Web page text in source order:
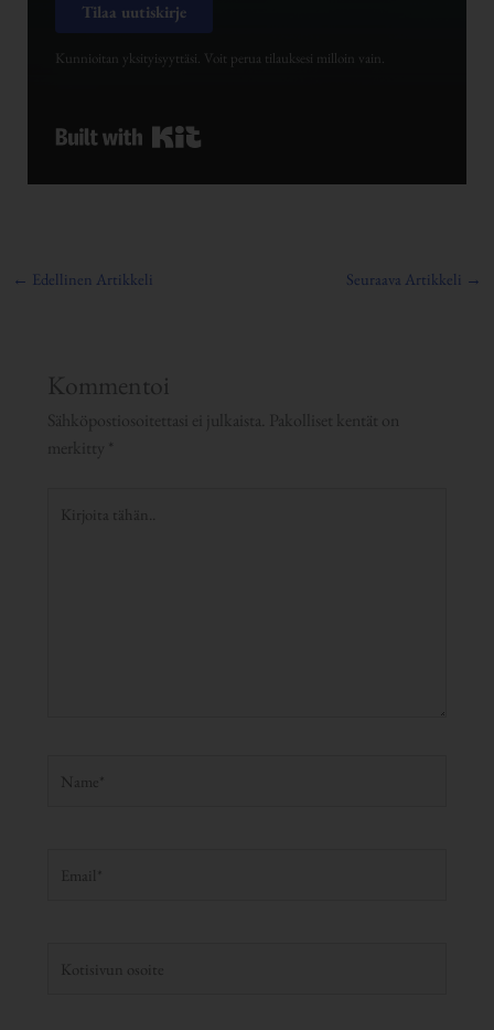
Tilaa uutiskirje
Kunnioitan yksityisyyttäsi. Voit perua tilauksesi milloin vain.
← Edellinen Artikkeli Seuraava Artikkeli →
Kommentoi
Sähköpostiosoitettasi ei julkaista. Pakolliset kentät on
merkitty *